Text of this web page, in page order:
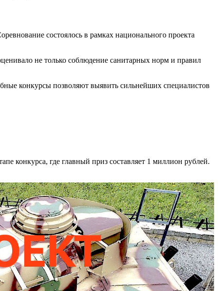
состоялось в рамках национального проекта
не только соблюдение санитарных норм и правил
конкурсы позволяют выявить сильнейших специалистов
конкурса, где главный приз составляет 1 миллион рублей.